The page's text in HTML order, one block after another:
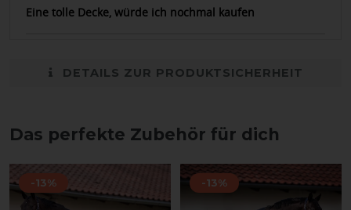
Eine tolle Decke, würde ich nochmal kaufen
DETAILS ZUR PRODUKTSICHERHEIT
Das perfekte Zubehör für dich
-13% -13%